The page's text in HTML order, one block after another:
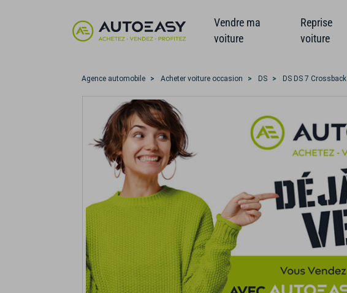
Vendre ma
voiture
Reprise
voiture
Agence automobile Acheter voiture occasion DS DS DS 7 Crossback